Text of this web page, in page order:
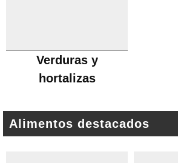
Verduras y
hortalizas
Alimentos destacados